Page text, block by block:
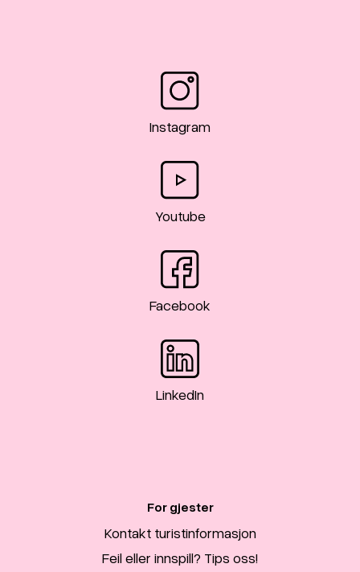
Instagram
Youtube
Facebook
LinkedIn
For gjester
Kontakt turistinformasjon
Feil eller innspill? Tips oss!